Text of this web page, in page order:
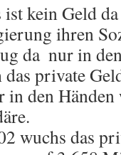
kein Geld da
ihren
da  nur in
private
in den
wuchs das